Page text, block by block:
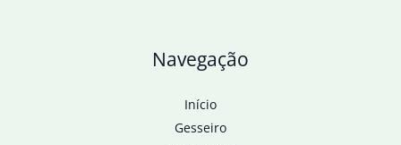
Navegação
Início
Gesseiro